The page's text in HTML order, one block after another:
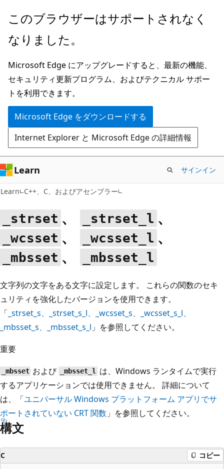
メ
ン
ン
テ
ン
ツ
に
ス
キ
ッ
プ
このブラウザーはサポートされなく
なりました。
Microsoft Edge にアップグレードすると、最新の機能、
セキュリティ更新プログラム、およびテクニカル サポー
トを利用できます。
Microsoft Edge をダウンロードする
Internet Explorer と Microsoft Edge の詳細情報
Learn サインイン
Learn C++、C、およびアセンブラー
_strset 、 _strset_l 、
_wcsset 、 _wcsset_l 、
_mbsset 、 _mbsset_l
文字列の文字をある文字に設定します。 これらの関数のセキ
ュリティを強化したバージョンを使用できます。
「 _strset_s、 _strset_s_l、 _wcsset_s、 _wcsset_s_l、
_mbsset_s、 _mbsset_s_l 」を参照してください。
重要
_mbsset および _mbsset_l は、Windows ランタイムで実行
するアプリケーションでは使用できません。 詳細について
は、「ユニバーサル Windows プラットフォーム アプリでサ
ポートされていない CRT 関数 」を参照してください。
構文
C コピー